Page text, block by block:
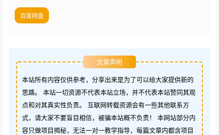
百度网盘
文章声明
本站所有内容仅供参考，分享出来是为了可以给大家提供新的
思路。 本站一切资源不代表本站立场，并不代表本站赞同其观
点和对其真实性负责。 互联网转载资源会有一些其他联系方
式，请大家不要盲目相信，被骗本站概不负责！ 本网站部分内
容只做项目揭秘，无法一对一教学指导，每篇文章内都含项目